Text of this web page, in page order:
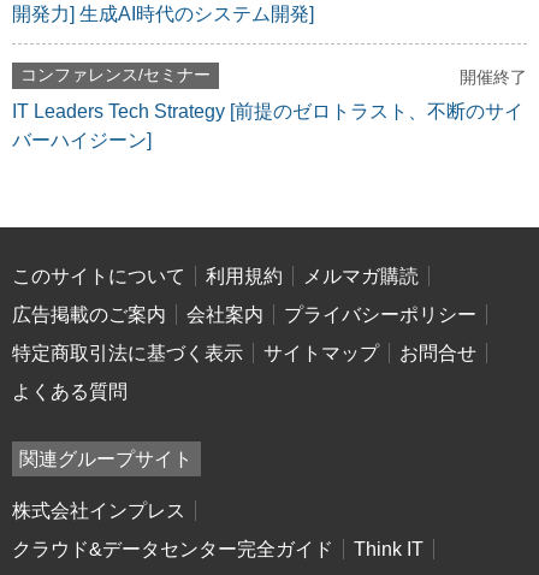
開発力] 生成AI時代のシステム開発]
コンファレンス/セミナー 開催終了
IT Leaders Tech Strategy [前提のゼロトラスト、不断のサイ
バーハイジーン]
このサイトについて 利用規約
メルマガ購読
広告掲載のご案内
会社案内
プライバシーポリシー
特定商取引法に基づく表示
サイトマップ
お問合せ
よくある質問
関連グループサイト
株式会社インプレス
クラウド&データセンター完全ガイド
Think IT